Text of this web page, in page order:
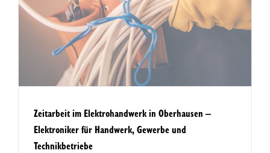
Zeitarbeit im Elektrohandwerk in Oberhausen –
Elektroniker für Handwerk, Gewerbe und
Technikbetriebe